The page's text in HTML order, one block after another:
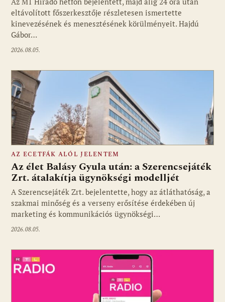
eltávolított főszerkesztője részletesen ismertette
kinevezésének és menesztésének körülményeit. Hajdú
Gábor…
2026.08.05.
Fotó: media1.hu
AZ ECETFÁK ALÓL JELENTEM
Az élet Balásy Gyula után: a Szerencsejáték
Zrt. átalakítja ügynökségi modelljét
A Szerencsejáték Zrt. bejelentette, hogy az átláthatóság, a
szakmai minőség és a verseny erősítése érdekében új
marketing és kommunikációs ügynökségi…
2026.08.05.